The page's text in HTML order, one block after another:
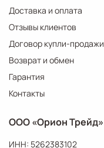
Доставка и оплата
Отзывы клиентов
Договор купли-продажи
Возврат и обмен
Гарантия
Контакты
ООО «Орион Трейд»
ИНН: 5262383102